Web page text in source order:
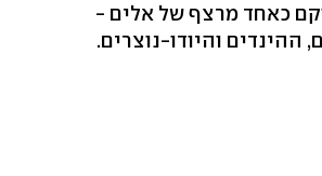
כאחד מרצף של אלים -
ההינדים והיודו-נוצרים.